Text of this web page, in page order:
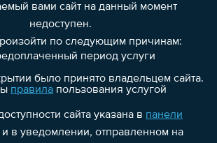
вами сайт на данный момент
недоступен.
по следующим причинам:
период услуги
было принято владельцем сайта.
правилапользования услугой
сайта указана в панели
и в уведомлении, отправленном на